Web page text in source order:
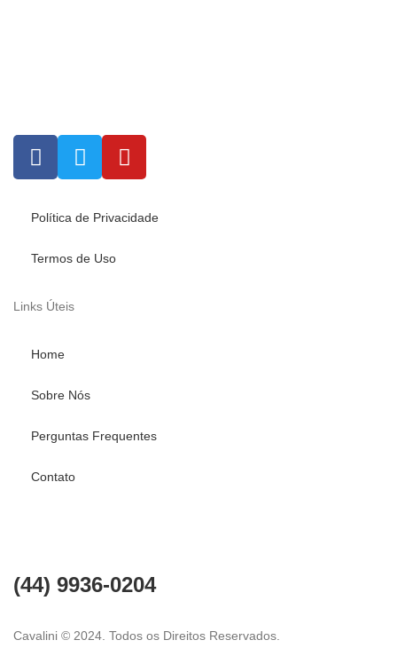
Política de Privacidade
Termos de Uso
Links Úteis
Home
Sobre Nós
Perguntas Frequentes
Contato
(44) 9936-0204
Cavalini © 2024. Todos os Direitos Reservados.